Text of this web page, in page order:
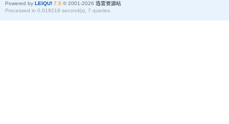
Powered by LEIQU! 7.5© 2001-2026 迅雷资源站
Processed in 0.019219 second(s), 7 queries.